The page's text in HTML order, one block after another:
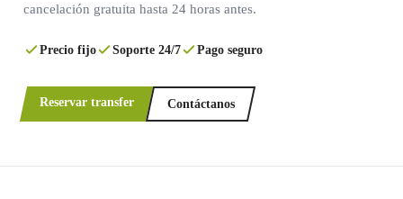
cancelación gratuita hasta 24 horas antes.
Precio fijo Soporte 24/7 Pago seguro
Reservar transfer Contáctanos